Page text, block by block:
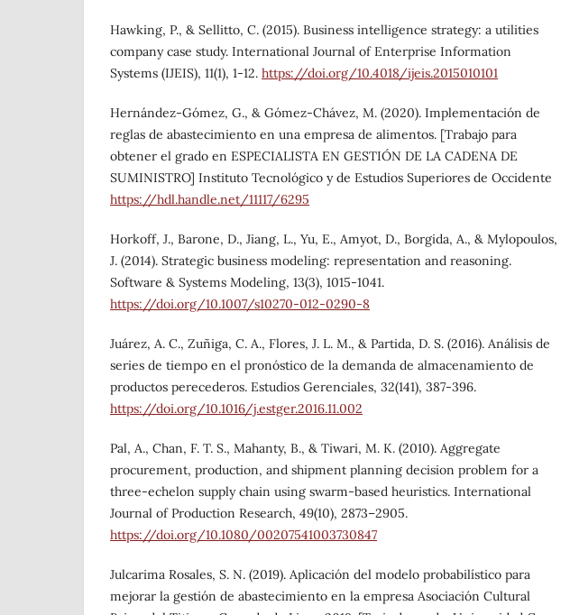
Hawking, P., & Sellitto, C. (2015). Business intelligence strategy: a utilities
company case study. International Journal of Enterprise Information
Systems (IJEIS), 11(1), 1-12. https://doi.org/10.4018/ijeis.2015010101
Hernández-Gómez, G., & Gómez-Chávez, M. (2020). Implementación de
reglas de abastecimiento en una empresa de alimentos. [Trabajo para
obtener el grado en ESPECIALISTA EN GESTIÓN DE LA CADENA DE
SUMINISTRO] Instituto Tecnológico y de Estudios Superiores de Occidente
https://hdl.handle.net/11117/6295
Horkoff, J., Barone, D., Jiang, L., Yu, E., Amyot, D., Borgida, A., & Mylopoulos,
J. (2014). Strategic business modeling: representation and reasoning.
Software & Systems Modeling, 13(3), 1015-1041.
https://doi.org/10.1007/s10270-012-0290-8
Juárez, A. C., Zuñiga, C. A., Flores, J. L. M., & Partida, D. S. (2016). Análisis de
series de tiempo en el pronóstico de la demanda de almacenamiento de
productos perecederos. Estudios Gerenciales, 32(141), 387-396.
https://doi.org/10.1016/j.estger.2016.11.002
Pal, A., Chan, F. T. S., Mahanty, B., & Tiwari, M. K. (2010). Aggregate
procurement, production, and shipment planning decision problem for a
three-echelon supply chain using swarm-based heuristics. International
Journal of Production Research, 49(10), 2873–2905.
https://doi.org/10.1080/00207541003730847
Julcarima Rosales, S. N. (2019). Aplicación del modelo probabilístico para
mejorar la gestión de abastecimiento en la empresa Asociación Cultural